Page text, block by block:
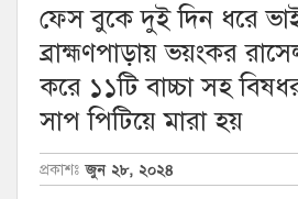
ফেস বুকে দুই দিন ধরে
ব্রাহ্মণপাড়ায় ভয়ংকর
করে ১১টি বাচ্চা সহ
সাপ পিটিয়ে মারা হয়
প্রকাশঃ জুন ২৮, ২০২৪